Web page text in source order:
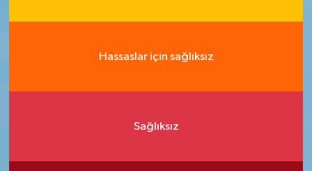
Hassaslar için sağlıksız
Sağlıksız